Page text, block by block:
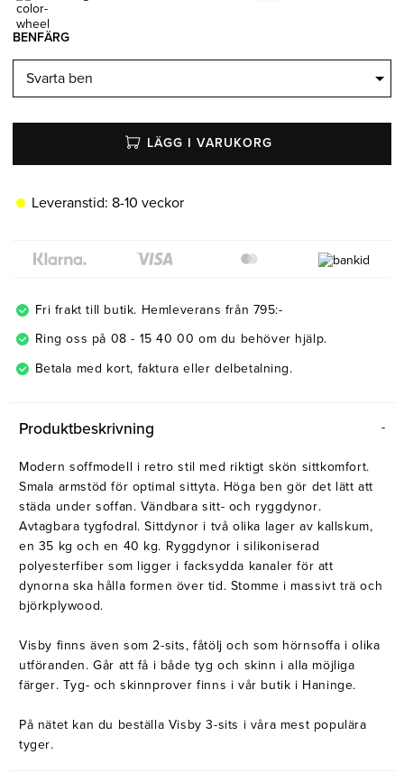
Belysning
Soffbord
BENFÄRG
LÄGG I VARUKORG
Leveranstid: 8-10 veckor
Fri frakt till butik. Hemleverans från 795:-
Ring oss på 08 - 15 40 00 om du behöver hjälp.
Betala med kort, faktura eller delbetalning.
Produktbeskrivning
Modern soffmodell i retro stil med riktigt skön sittkomfort.
Smala armstöd för optimal sittyta. Höga ben gör det lätt att
städa under soffan. Vändbara sitt- och ryggdynor.
Avtagbara tygfodral. Sittdynor i två olika lager av kallskum,
en 35 kg och en 40 kg. Ryggdynor i silikoniserad
polyesterfiber som ligger i facksydda kanaler för att
dynorna ska hålla formen över tid. Stomme i massivt trä och
björkplywood.
Visby finns även som 2-sits, fåtölj och som hörnsoffa i olika
utföranden. Går att få i både tyg och skinn i alla möjliga
färger. Tyg- och skinnprover finns i vår butik i Haninge.
På nätet kan du beställa Visby 3-sits i våra mest populära
tyger.